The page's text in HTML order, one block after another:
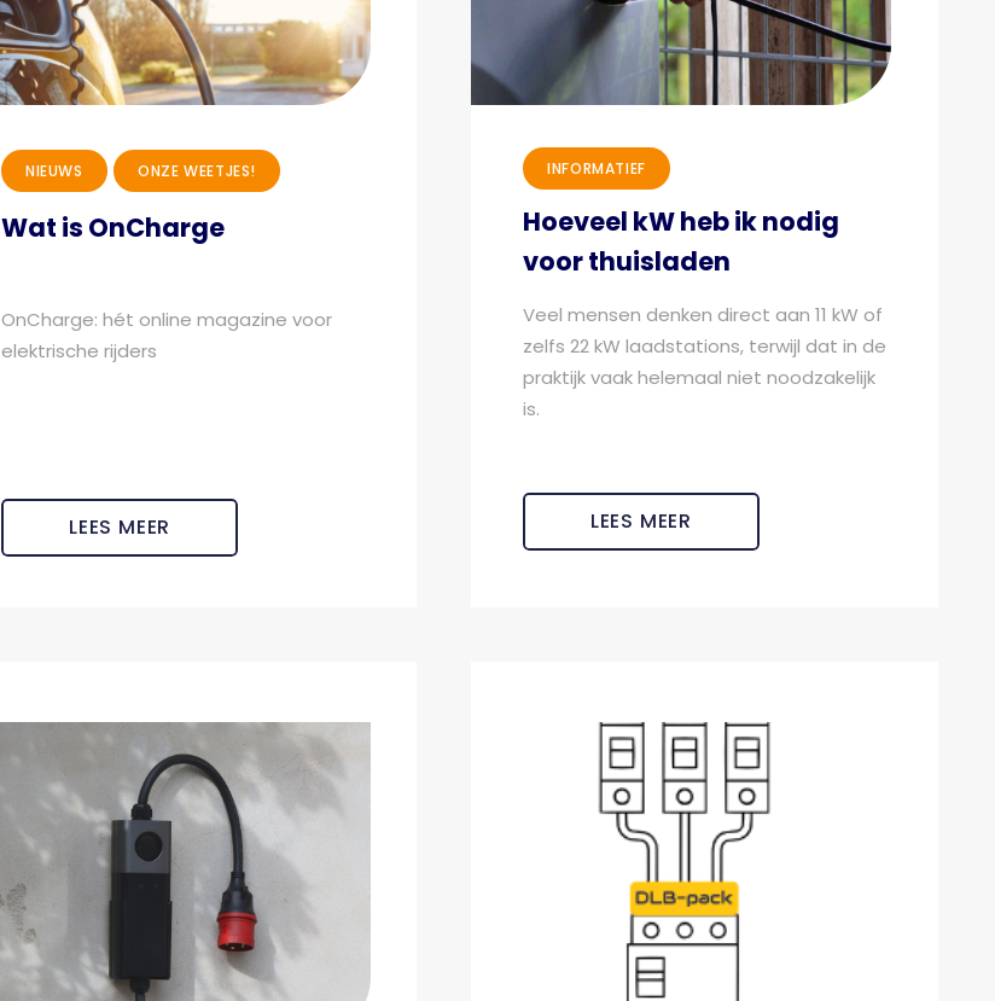
NIEUWS ONZE WEETJES!
Wat is OnCharge
OnCharge: hét online magazine voor
elektrische rijders
LEES MEER
INFORMATIEF
Hoeveel kW heb ik nodig
voor thuisladen
Veel mensen denken direct aan 11 kW of
zelfs 22 kW laadstations, terwijl dat in de
praktijk vaak helemaal niet noodzakelijk
is.
LEES MEER